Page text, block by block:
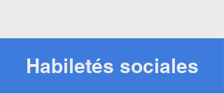
Habiletés sociales